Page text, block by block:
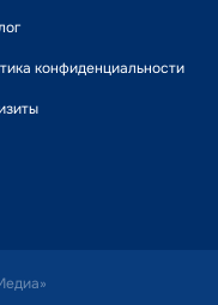
конфиденциальности